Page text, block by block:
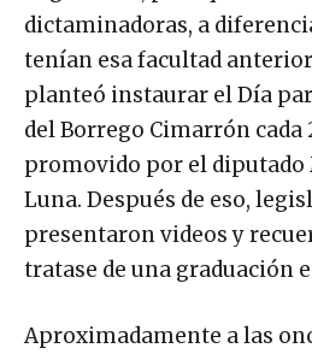
dictaminadoras, a
tenían esa facultad
planteó instaurar el Día
del Borrego Cimarrón cada
promovido por el diputado
Luna. Después de eso,
presentaron videos y
tratase de una graduación
Aproximadamente a las